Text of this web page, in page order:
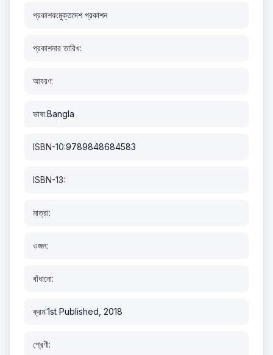
প্রকাশক:মুক্তদেশ প্রকাশন
প্রকাশনার তারিখ:
আবরণ:
ভাষা:Bangla
ISBN-10:9789848684583
ISBN-13:
মাত্রা:
ওজন:
বাঁধানো:
ক্রম:1st Published, 2018
শ্রেণী: